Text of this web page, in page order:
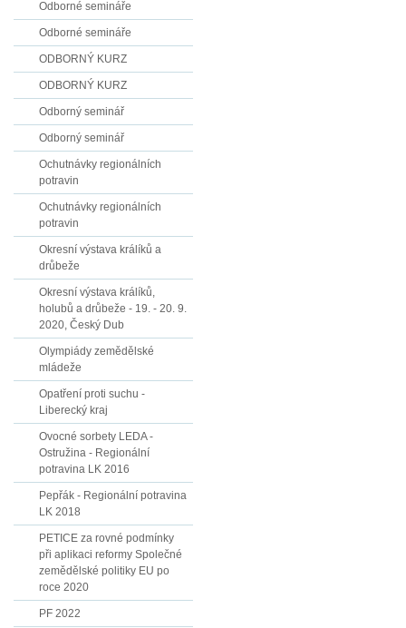
Odborné semináře
Odborné semináře
ODBORNÝ KURZ
ODBORNÝ KURZ
Odborný seminář
Odborný seminář
Ochutnávky regionálních
potravin
Ochutnávky regionálních
potravin
Okresní výstava králíků a
drůbeže
Okresní výstava králíků,
holubů a drůbeže - 19. - 20. 9.
2020, Český Dub
Olympiády zemědělské
mládeže
Opatření proti suchu -
Liberecký kraj
Ovocné sorbety LEDA -
Ostružina - Regionální
potravina LK 2016
Pepřák - Regionální potravina
LK 2018
PETICE za rovné podmínky
při aplikaci reformy Společné
zemědělské politiky EU po
roce 2020
PF 2022